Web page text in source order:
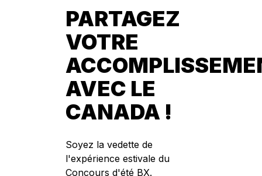
PARTAGEZ
VOTRE
AVEC LE
CANADA !
Soyez la vedette de
l'expérience estivale du
Concours d'été BX.